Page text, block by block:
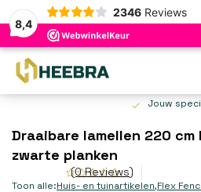
8,4
2346 Reviews
Jouw
Draaibare lamellen 220 cm
zwarte planken
(0 Reviews)
Toon alle:Huis- en tuinartikelen,Flex